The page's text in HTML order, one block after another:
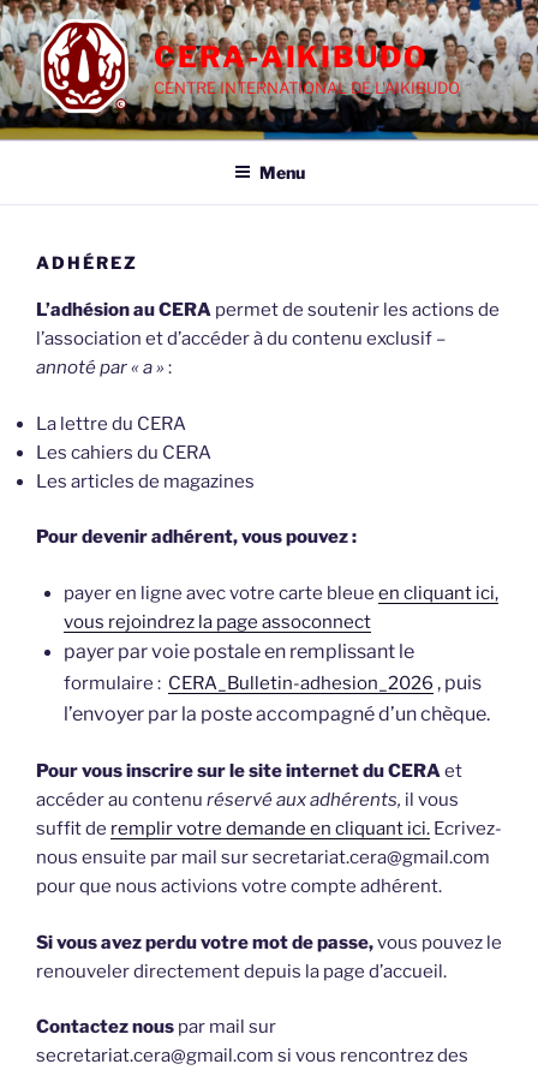
Aller
au
contenu
principal
CERA-AIKIBUDO
CENTRE INTERNATIONAL DE L'AIKIBUDO
Menu
ADHÉREZ
L’adhésion au CERA permet de soutenir les actions de
l’association et d’accéder à du contenu exclusif –
annoté par « a » :
La lettre du CERA
Les cahiers du CERA
Les articles de magazines
Pour devenir adhérent, vous pouvez :
payer en ligne avec votre carte bleue en cliquant ici,
vous rejoindrez la page assoconnect
payer par voie postale en remplissant le
formulaire : CERA_Bulletin-adhesion_2026 , puis
l’envoyer par la poste accompagné d’un chèque.
Pour vous inscrire sur le site internet du CERAet
accéder au contenu réservé aux adhérents, il vous
suffit de remplir votre demande en cliquant ici. Ecrivez-
nous ensuite par mail sur secretariat.cera@gmail.com
pour que nous activions votre compte adhérent.
Si vous avez perdu votre mot de passe,vous pouvez le
renouveler directement depuis la page d’accueil.
Contactez nous par mail sur
secretariat.cera@gmail.com si vous rencontrez des